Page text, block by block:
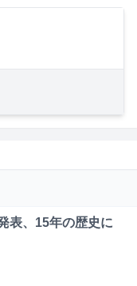
表、15年の歴史に